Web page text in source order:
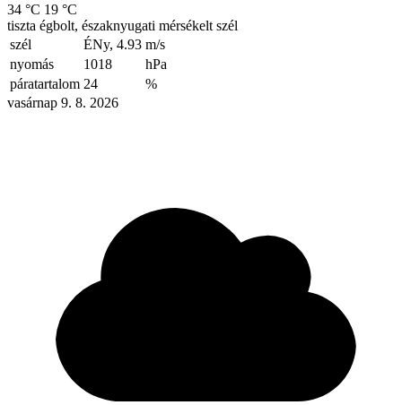
34 °C 19 °C
tiszta égbolt, északnyugati mérsékelt szél
szél
ÉNy, 4.93 m/s
nyomás
1018
hPa
páratartalom 24
%
vasárnap 9. 8. 2026